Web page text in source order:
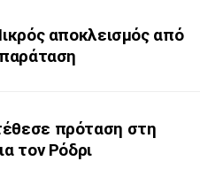
αποκλεισμός από
πρόταση στη
τον Ρόδρι